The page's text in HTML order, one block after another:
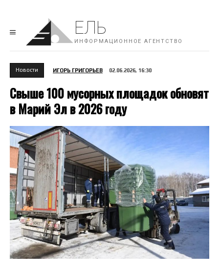
ЕЛЬ
ИНФОРМАЦИОННОЕ АГЕНТСТВО
Новости ИГОРЬ ГРИГОРЬЕВ 02.06.2026, 16:30
Свыше 100 мусорных площадок обновят
в Марий Эл в 2026 году